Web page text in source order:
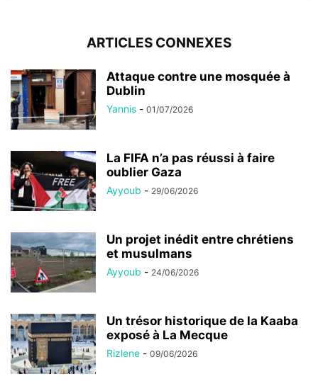
ARTICLES CONNEXES
Attaque contre une mosquée à
Dublin
Yannis - 01/07/2026
La FIFA n’a pas réussi à faire
oublier Gaza
Ayyoub - 29/06/2026
Un projet inédit entre chrétiens
et musulmans
Ayyoub - 24/06/2026
Un trésor historique de la Kaaba
exposé à La Mecque
Rizlene - 09/06/2026